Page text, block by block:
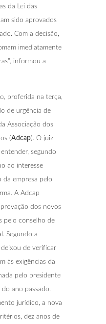
da Lei das
sido aprovados
Com a decisão,
imediatamente
informou a
proferida na terça,
de urgência de
Associação dos
(Adcap). O juiz
segundo
ao interesse
empresa pelo
A Adcap
dos novos
pelo conselho de
Segundo a
de verificar
às exigências da
pelo presidente
ano passado.
jurídico, a nova
dez anos de